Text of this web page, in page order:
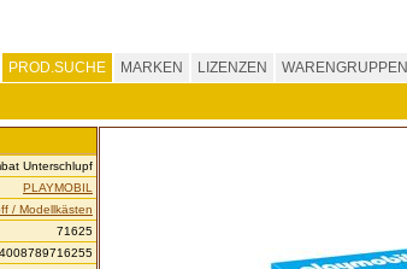
PROD.SUCHE MARKEN LIZENZEN WARENGRUPPEN
Unterschlupf
PLAYMOBIL
/ Modellkästen
71625
4008789716255